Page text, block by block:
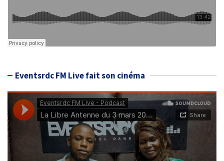
Eventsrdc FM Live fait son cinéma